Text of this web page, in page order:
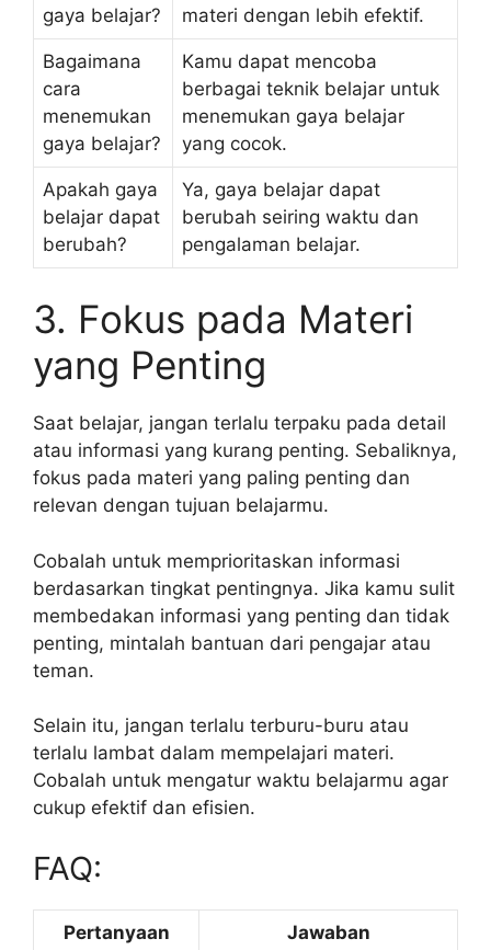
gaya belajar?
materi dengan lebih efektif.
Bagaimana
cara
menemukan
gaya belajar?
Kamu dapat mencoba
berbagai teknik belajar untuk
menemukan gaya belajar
yang cocok.
Apakah gaya
belajar dapat
berubah?
Ya, gaya belajar dapat
berubah seiring waktu dan
pengalaman belajar.
3. Fokus pada Materi
yang Penting
Saat belajar, jangan terlalu terpaku pada detail
atau informasi yang kurang penting. Sebaliknya,
fokus pada materi yang paling penting dan
relevan dengan tujuan belajarmu.
Cobalah untuk memprioritaskan informasi
berdasarkan tingkat pentingnya. Jika kamu sulit
membedakan informasi yang penting dan tidak
penting, mintalah bantuan dari pengajar atau
teman.
Selain itu, jangan terlalu terburu-buru atau
terlalu lambat dalam mempelajari materi.
Cobalah untuk mengatur waktu belajarmu agar
cukup efektif dan efisien.
FAQ:
Pertanyaan Jawaban